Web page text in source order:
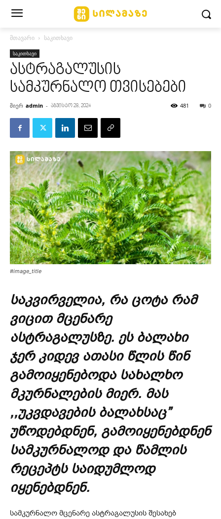
მთავარი საკითხავი
საკითხავი
ასტრაგალუსის
სამკურნალო თვისებები
მიერ admin - აგვისტო 28, 2024 0
481
#image_title
საკვირველია, რა ცოტა რამ
ვიცით მცენარე
ასტრაგალუსზე. ეს ბალახი
ჯერ კიდევ ათასი წლის წინ
გამოიყენებოდა სახალხო
მკურნალების მიერ. მას
,,უკვდავების ბალახსაც”
უწოდებდნენ, გამოიყენებდნენ
სამკურნალოდ და წამლის
რეცეპტს საიდუმლოდ
იყენებდნენ.
სამკურნალო მცენარე ასტრაგალუსის შესახებ